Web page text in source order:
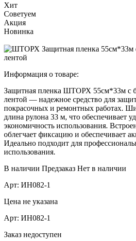
Хит
Советуем
Акция
Новинка
Информация о товаре:
Защитная пленка ШТОРХ 55см*33м с
лентой — надежное средство для
покрасочных и ремонтных работах.
длина рулона 33 м, что обеспечивает
экономичность использования.
облегчает фиксацию и обеспечивает
Идеально подходит для
использования.
В наличии Предзаказ Нет в наличии
Арт: ИН082-1
Цена не указана
Арт: ИН082-1
Заказ недоступен